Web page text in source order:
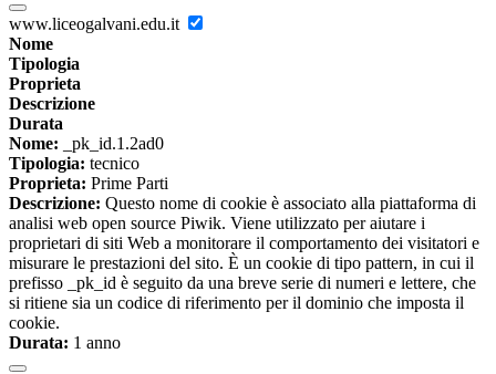
www.liceogalvani.edu.it
Nome
Tipologia
Proprieta
Descrizione
Durata
Nome: _pk_id.1.2ad0
Tipologia: tecnico
Proprieta: Prime Parti
Descrizione: Questo nome di cookie è associato alla piattaforma di
analisi web open source Piwik. Viene utilizzato per aiutare i
proprietari di siti Web a monitorare il comportamento dei visitatori e
misurare le prestazioni del sito. È un cookie di tipo pattern, in cui il
prefisso _pk_id è seguito da una breve serie di numeri e lettere, che
si ritiene sia un codice di riferimento per il dominio che imposta il
cookie.
Durata: 1 anno